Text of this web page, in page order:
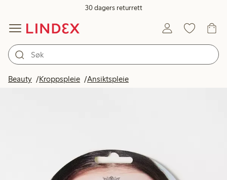
30 dagers returrett
Beauty Kroppspleie Ansiktspleie